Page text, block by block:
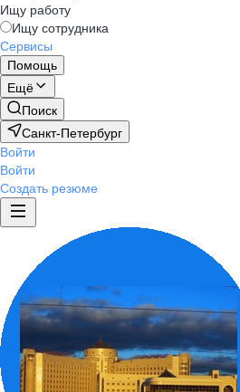
Ищу работу
Ищу сотрудника
Сервисы
Помощь
Ещё
Поиск
Санкт-Петербург
Войти
Войти
Создать резюме